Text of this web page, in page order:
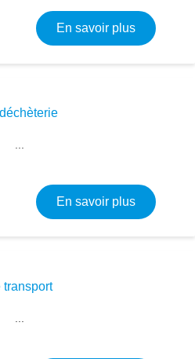
En savoir plussur
En savoir plussur La
transport